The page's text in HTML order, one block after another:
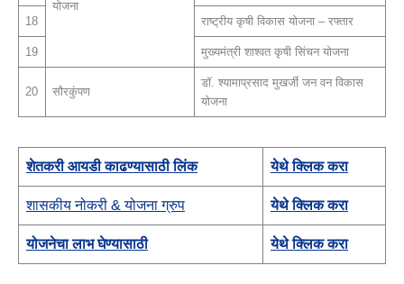
योजना
18 राष्ट्रीय कृषी विकास योजना – रफ्तार
19 मुख्यमंत्री शाश्वत कृषी सिंचन योजना
20 सौरकुंपण
डॉ. श्यामाप्रसाद मुखर्जी जन वन विकास
योजना
शेतकरी आयडी काढण्यासाठी लिंक येथे क्लिक करा
शासकीय नोकरी & योजना ग्रुप येथे क्लिक करा
योजनेचा लाभ घेण्यासाठी येथे क्लिक करा